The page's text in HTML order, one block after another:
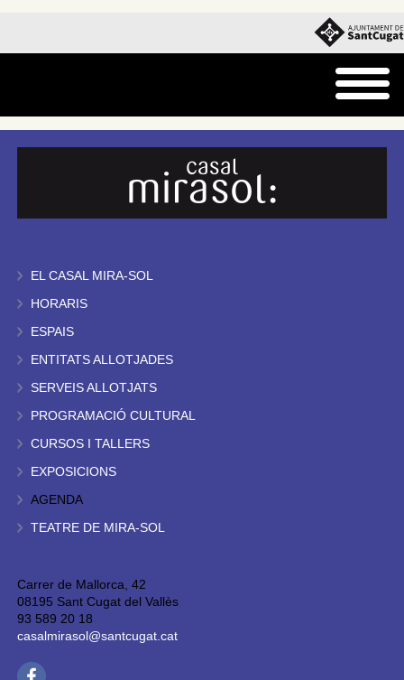
EL CASAL MIRA-SOL
HORARIS
ESPAIS
ENTITATS ALLOTJADES
SERVEIS ALLOTJATS
PROGRAMACIÓ CULTURAL
CURSOS I TALLERS
EXPOSICIONS
AGENDA
TEATRE DE MIRA-SOL
Carrer de Mallorca, 42
08195 Sant Cugat del Vallès
93 589 20 18
casalmirasol@santcugat.cat